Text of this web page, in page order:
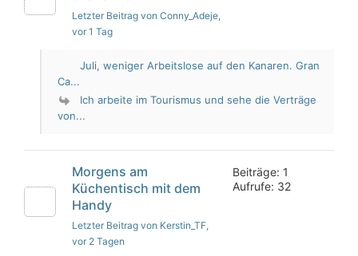
Letzter Beitrag von Conny_Adeje,
vor 1 Tag
Juli, weniger Arbeitslose auf den Kanaren. Gran
Ca...
Ich arbeite im Tourismus und sehe die Verträge
von...
Morgens am
Küchentisch mit dem
Handy
Letzter Beitrag von Kerstin_TF,
vor 2 Tagen
Beiträge: 1
Aufrufe: 32